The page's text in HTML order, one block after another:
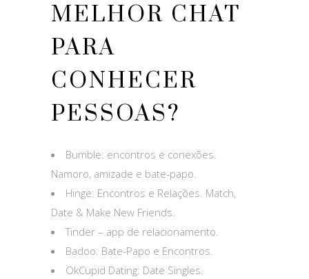
MELHOR CHAT
PARA
CONHECER
PESSOAS?
Bumble: encontros e conexões.
Namoro, amizade e bate-papo.
Hinge: Encontros e Relações. Match,
Date & Make New Friends.
Tinder – app de relacionamento.
Badoo: Bate-Papo e Encontros.
OkCupid Dating: Date Singles.